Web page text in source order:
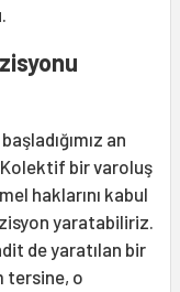
an
Kolektif bir varoluş
haklarını kabul
yaratabiliriz.
de yaratılan bir
tersine, o